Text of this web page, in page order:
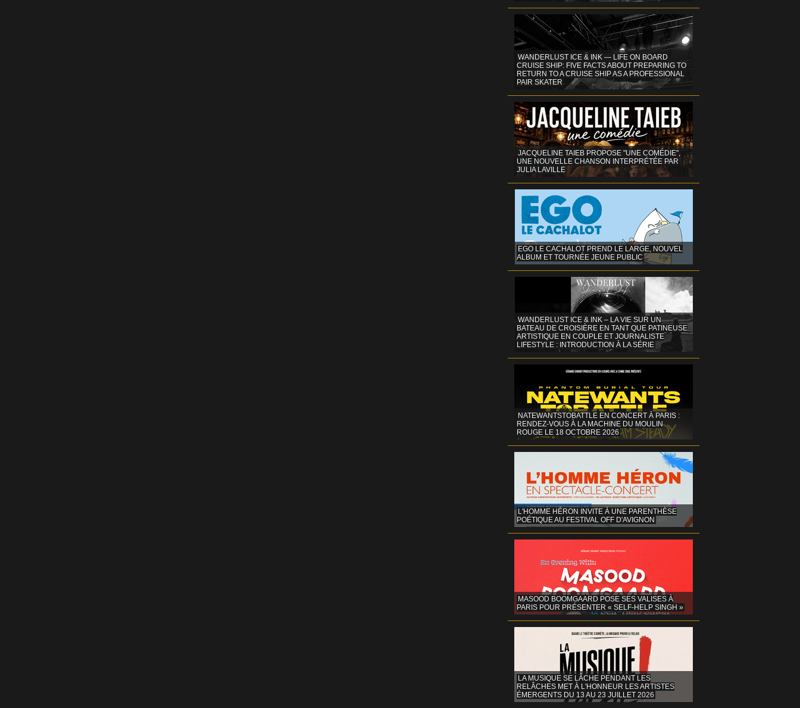
WANDERLUST ICE & INK — LIFE ON BOARD
CRUISE SHIP: FIVE FACTS ABOUT PREPARING TO
RETURN TO A CRUISE SHIP AS A PROFESSIONAL
PAIR SKATER
JACQUELINE TAIEB PROPOSE "UNE COMÉDIE",
UNE NOUVELLE CHANSON INTERPRÉTÉE PAR
JULIA LAVILLE
EGO LE CACHALOT PREND LE LARGE, NOUVEL
ALBUM ET TOURNÉE JEUNE PUBLIC
WANDERLUST ICE & INK – LA VIE SUR UN
BATEAU DE CROISIÈRE EN TANT QUE PATINEUSE
ARTISTIQUE EN COUPLE ET JOURNALISTE
LIFESTYLE : INTRODUCTION À LA SÉRIE
NATEWANTSTOBATTLE EN CONCERT À PARIS :
RENDEZ-VOUS À LA MACHINE DU MOULIN
ROUGE LE 18 OCTOBRE 2026
L'HOMME HÉRON INVITE À UNE PARENTHÈSE
POÉTIQUE AU FESTIVAL OFF D'AVIGNON
MASOOD BOOMGAARD POSE SES VALISES À
PARIS POUR PRÉSENTER « SELF-HELP SINGH »
LA MUSIQUE SE LÂCHE PENDANT LES
RELÂCHES MET À L'HONNEUR LES ARTISTES
ÉMERGENTS DU 13 AU 23 JUILLET 2026